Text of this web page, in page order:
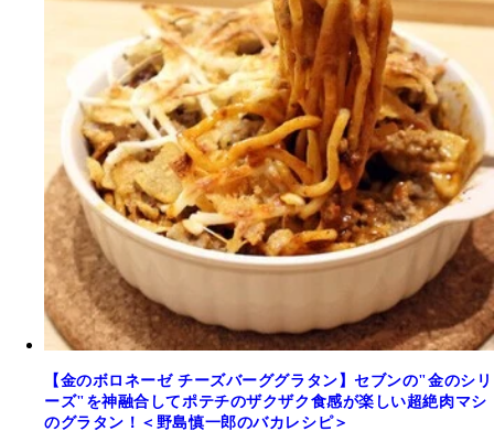
【金のボロネーゼ チーズバーググラタン】セブンの"金のシリ
ーズ"を神融合してポテチのザクザク食感が楽しい超絶肉マシ
のグラタン！＜野島慎一郎のバカレシピ＞